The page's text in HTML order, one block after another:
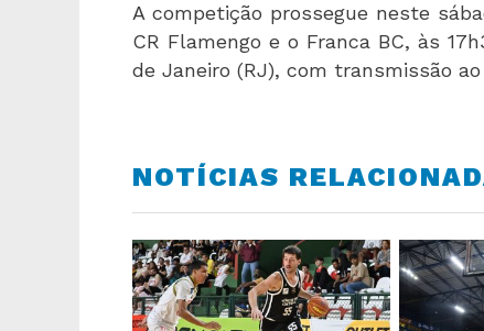
A competição prossegue neste
CR Flamengo e o Franca BC, às
de Janeiro (RJ), com transmissão
NOTÍCIAS